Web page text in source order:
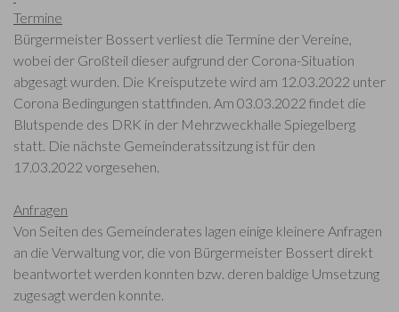
Termine
Bürgermeister Bossert verliest die Termine der Vereine,
wobei der Großteil dieser aufgrund der Corona-Situation
abgesagt wurden. Die Kreisputzete wird am 12.03.2022 unter
Corona Bedingungen stattfinden. Am 03.03.2022 findet die
Blutspende des DRK in der Mehrzweckhalle Spiegelberg
statt. Die nächste Gemeinderatssitzung ist für den
17.03.2022 vorgesehen.
Anfragen
Von Seiten des Gemeinderates lagen einige kleinere Anfragen
an die Verwaltung vor, die von Bürgermeister Bossert direkt
beantwortet werden konnten bzw. deren baldige Umsetzung
zugesagt werden konnte.